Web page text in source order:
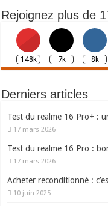
Rejoignez plus de
148k 7k 8k
Derniers articles
Test du realme 16 Pro+ :
17 mars 2026
Test du realme 16 Pro :
17 mars 2026
Acheter reconditionné :
10 juin 2025